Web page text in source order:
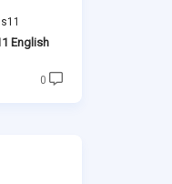
English
0